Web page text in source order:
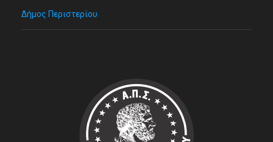
Δήμος Περιστερίου